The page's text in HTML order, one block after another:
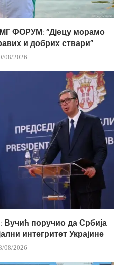
ФОРУМ: “Дјецу морамо
и добрих ствари”
08/2026
Вучић поручио да Србија
интегритет Украјине
08/2026